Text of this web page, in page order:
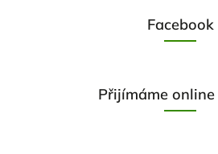
Facebook
Přijímáme